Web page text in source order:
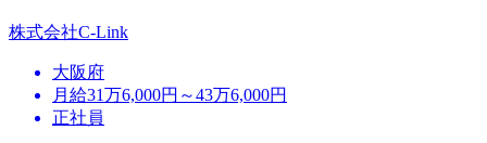
株式会社C-Link
大阪府
月給31万6,000円～43万6,000円
正社員